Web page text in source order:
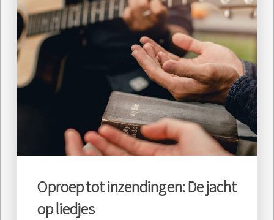
Oproep tot inzendingen: De jacht
op liedjes